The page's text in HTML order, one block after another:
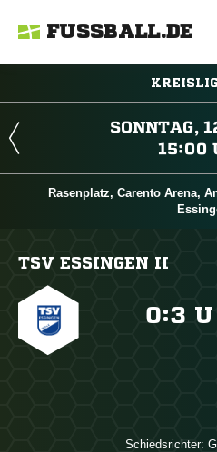
FUSSBALL.DE


Rasenplatz, Carento Arena,
TSV ESSINGEN II
: U
Schiedsrichter: